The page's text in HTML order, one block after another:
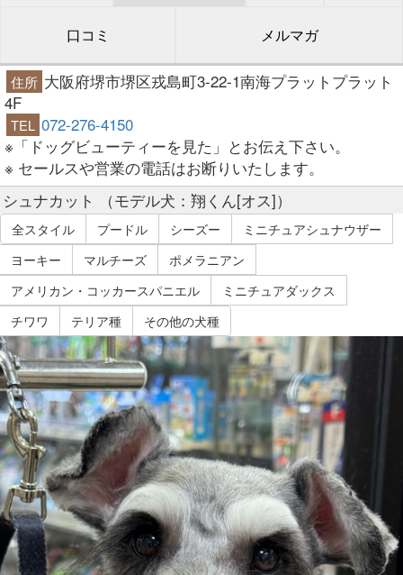
口コミ メルマガ
住所 大阪府堺市堺区戎島町3-22-1南海プラットプラット
4F
TEL 072-276-4150
※「ドッグビューティーを見た」とお伝え下さい。
※ セールスや営業の電話はお断りいたします。
シュナカット （モデル犬：翔くん[オス]）
全スタイル プードル シーズー
ミニチュアシュナウザー
ヨーキー
マルチーズ
ポメラニアン
アメリカン・コッカースパニエル
ミニチュアダックス
チワワ
テリア種 その他の犬種